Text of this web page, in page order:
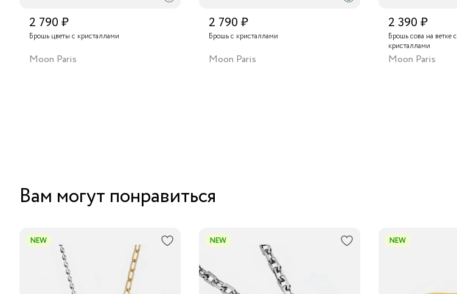
2 790 ₽
Брошь цветы с кристаллами
Moon Paris
2 790 ₽
Брошь с кристаллами
Moon Paris
2 390 ₽
Брошь сова на ветке
кристаллами
Moon Paris
Вам могут понравиться
NEW NEW NEW